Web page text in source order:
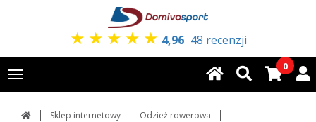
★ ★ ★ ★ ★ 4,96 48 recenzji
Toggle
navigation
0
Sklep internetowy
Odzież rowerowa